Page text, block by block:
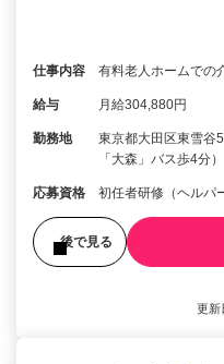
仕事内容 有料老人ホームでの
給与 月給304,880円
勤務地
東京都大田区東雪谷
「大森」バス歩4分）
応募資格 初任者研修（ヘルパ
後で見る
更新